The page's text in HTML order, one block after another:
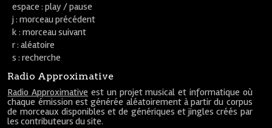
espace : play / pause
j : morceau précédent
k : morceau suivant
r : aléatoire
s : recherche
Radio Approximative
Radio Approximative est un projet musical et informatique où
chaque émission est générée aléatoirement à partir du corpus
de morceaux disponibles et de génériques et jingles créés par
les contributeurs du site.